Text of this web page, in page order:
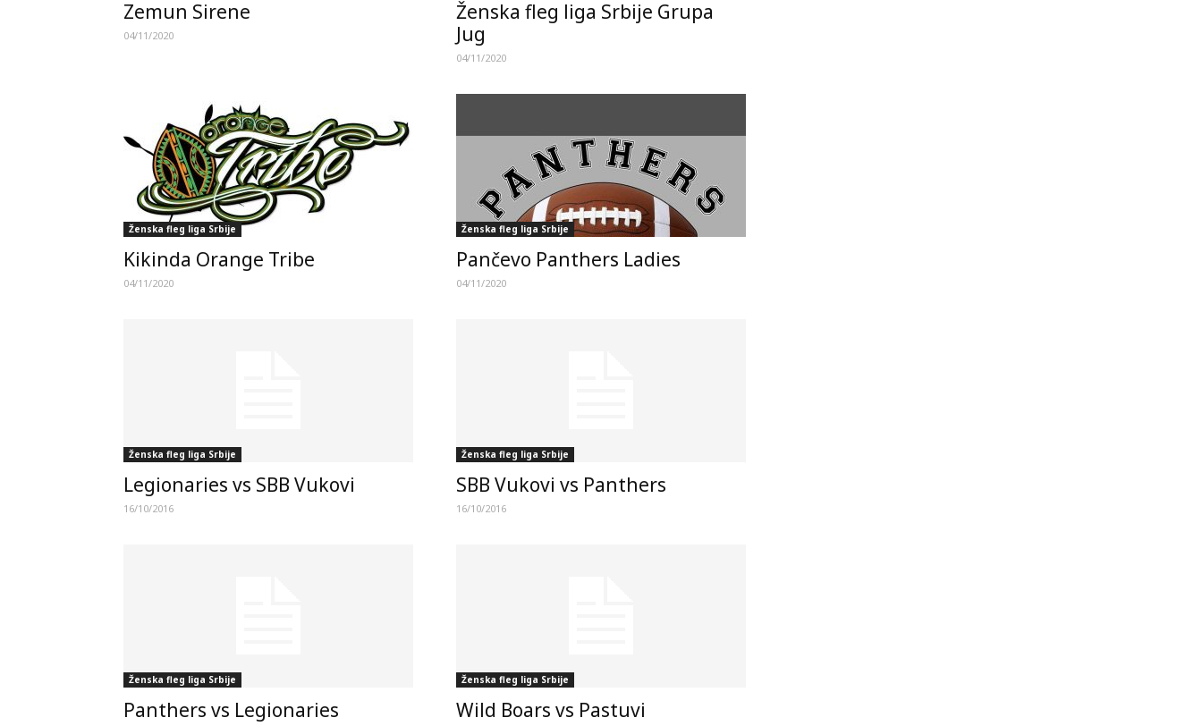
Zemun Sirene
04/11/2020
Ženska fleg liga Srbije Grupa
Jug
04/11/2020
Ženska fleg liga Srbije
Kikinda Orange Tribe
04/11/2020
Ženska fleg liga Srbije
Pančevo Panthers Ladies
04/11/2020
Ženska fleg liga Srbije
Legionaries vs SBB Vukovi
16/10/2016
Ženska fleg liga Srbije
SBB Vukovi vs Panthers
16/10/2016
Ženska fleg liga Srbije
Panthers vs Legionaries
Ženska fleg liga Srbije
Wild Boars vs Pastuvi